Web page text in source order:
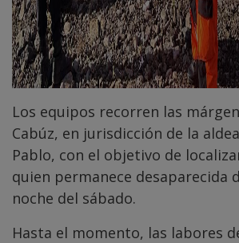
Los equipos recorren las
Cabúz, en jurisdicción de la
Pablo, con el objetivo de
quien permanece desaparecida
noche del sábado.
Hasta el momento, las labores